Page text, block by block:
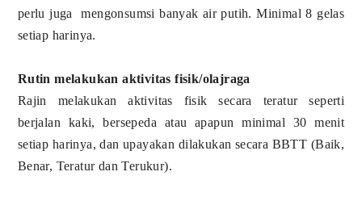
perlu juga mengonsumsi banyak air putih. Minimal 8 gelas
setiap harinya.
Rutin melakukan aktivitas fisik/olajraga
Rajin melakukan aktivitas fisik secara teratur seperti
berjalan kaki, bersepeda atau apapun minimal 30 menit
setiap harinya, dan upayakan dilakukan secara BBTT (Baik,
Benar, Teratur dan Terukur).